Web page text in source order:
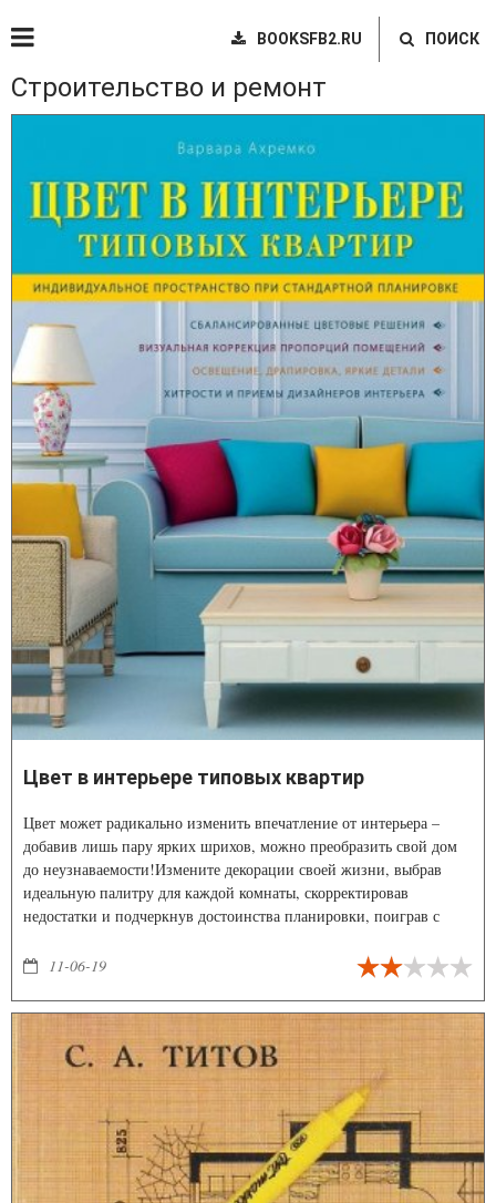
BOOKSFB2.RU ПОИСК
Строительство и ремонт
Цвет в интерьере типовых квартир
Цвет может радикально изменить впечатление от интерьера –
добавив лишь пару ярких шрихов, можно преобразить свой дом
до неузнаваемости!Измените декорации своей жизни, выбрав
идеальную палитру для каждой комнаты, скорректировав
недостатки и подчеркнув достоинства планировки, поиграв с
индивидуальное пространство в обычной типовой квартире!
11-06-19